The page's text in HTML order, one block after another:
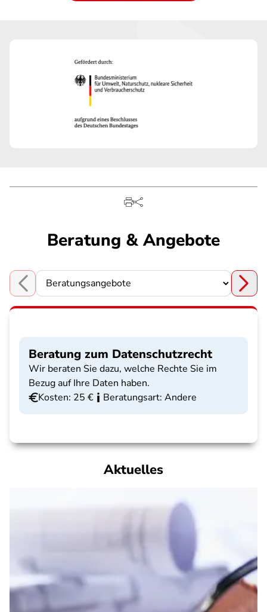
Beratung & Angebote
Choose a section
Beratung zum Datenschutzrecht
Wir beraten Sie dazu, welche Rechte Sie im
Bezug auf Ihre Daten haben.
Kosten: 25 €
Beratungsart: Andere
Aktuelles